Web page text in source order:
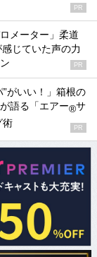
PR
メーター」柔道
じていた声の力
PR
”がいい！」箱根の
語る「エアー®サ
術 PR